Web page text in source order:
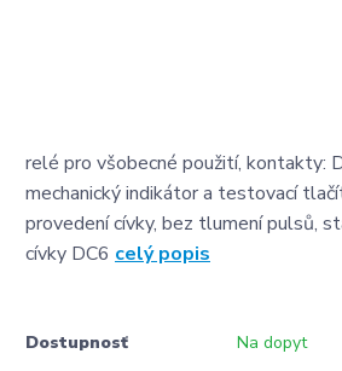
relé pro všobecné použití, kontakty:
mechanický indikátor a testovací
provedení cívky, bez tlumení pulsů,
cívky DC6 celý popis
Dostupnosť
Na dopyt